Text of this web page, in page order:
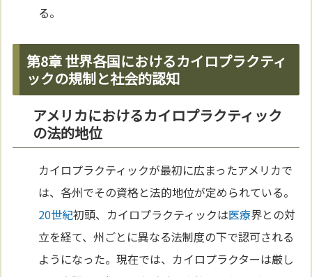
る。
第8章 世界各国におけるカイロプラクティ
ックの規制と社会的認知
アメリカにおけるカイロプラクティック
の法的地位
カイロプラクティックが最初に広まったアメリカで
は、各州でその資格と法的地位が定められている。
20世紀初頭、カイロプラクティックは医療界との対
立を経て、州ごとに異なる法制度の下で認可される
ようになった。現在では、カイロプラクターは厳し